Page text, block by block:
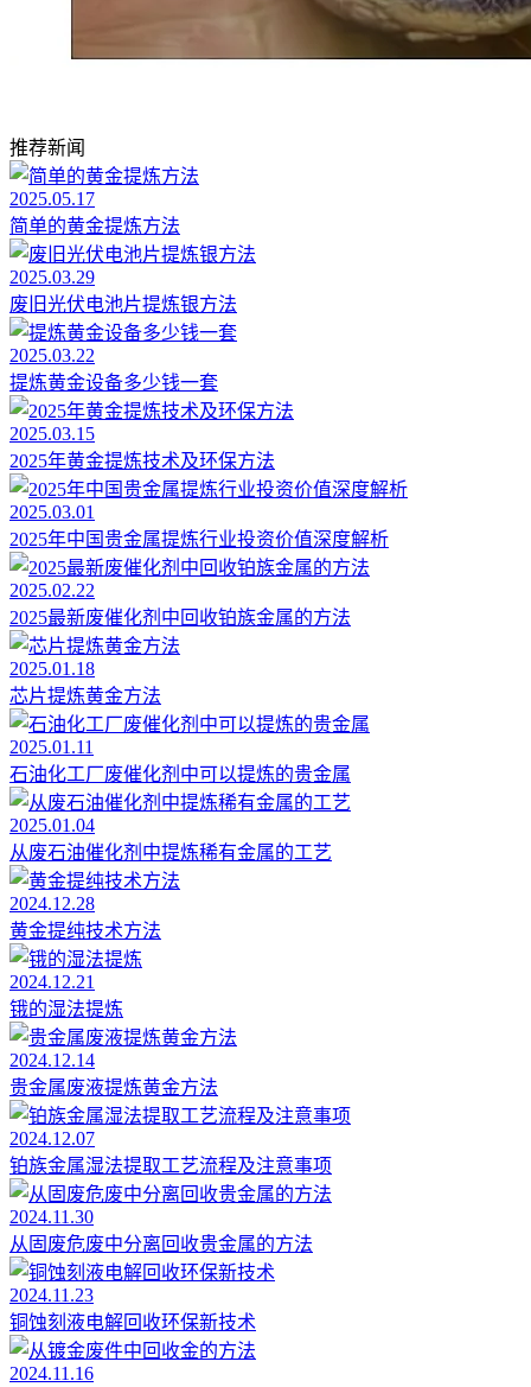
推荐新闻
2025.05.17
简单的黄金提炼方法
2025.03.29
废旧光伏电池片提炼银方法
2025.03.22
提炼黄金设备多少钱一套
2025.03.15
2025年黄金提炼技术及环保方法
2025.03.01
2025年中国贵金属提炼行业投资价值深度解析
2025.02.22
2025最新废催化剂中回收铂族金属的方法
2025.01.18
芯片提炼黄金方法
2025.01.11
石油化工厂废催化剂中可以提炼的贵金属
2025.01.04
从废石油催化剂中提炼稀有金属的工艺
2024.12.28
黄金提纯技术方法
2024.12.21
锇的湿法提炼
2024.12.14
贵金属废液提炼黄金方法
2024.12.07
铂族金属湿法提取工艺流程及注意事项
2024.11.30
从固废危废中分离回收贵金属的方法
2024.11.23
铜蚀刻液电解回收环保新技术
2024.11.16